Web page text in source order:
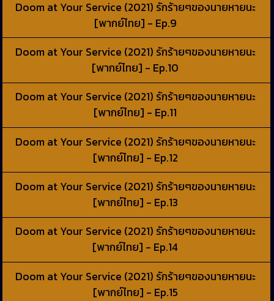
Doom at Your Service (2021) รักร้ายๆของนายหายนะ
[พากย์ไทย] - Ep.9
Doom at Your Service (2021) รักร้ายๆของนายหายนะ
[พากย์ไทย] - Ep.10
Doom at Your Service (2021) รักร้ายๆของนายหายนะ
[พากย์ไทย] - Ep.11
Doom at Your Service (2021) รักร้ายๆของนายหายนะ
[พากย์ไทย] - Ep.12
Doom at Your Service (2021) รักร้ายๆของนายหายนะ
[พากย์ไทย] - Ep.13
Doom at Your Service (2021) รักร้ายๆของนายหายนะ
[พากย์ไทย] - Ep.14
Doom at Your Service (2021) รักร้ายๆของนายหายนะ
[พากย์ไทย] - Ep.15